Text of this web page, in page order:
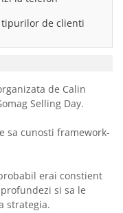
tipurilor de clienti
de Calin
Selling Day.
sa cunosti framework-
erai constient
si sa le
strategia.